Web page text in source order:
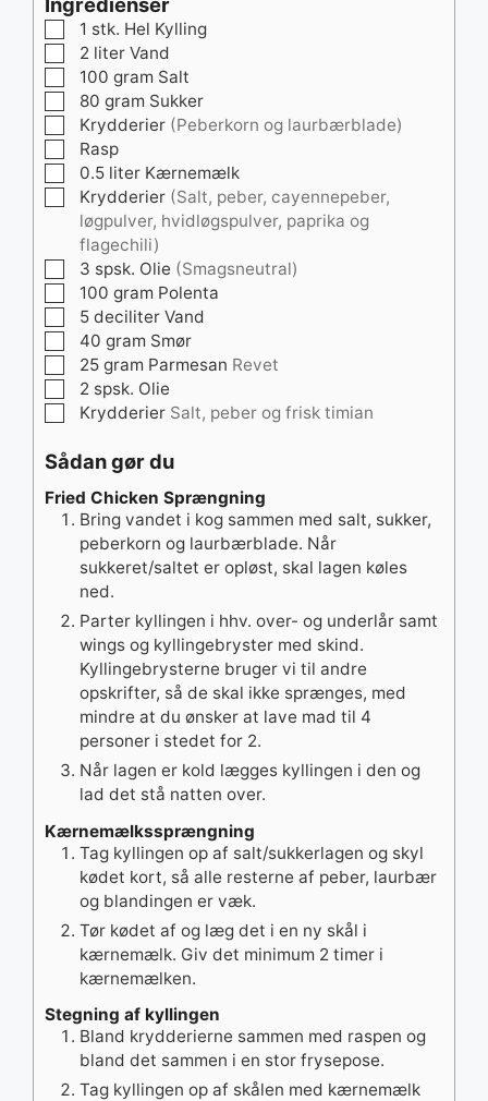
▢1 stk. Hel Kylling
▢
2 liter Vand
▢100 gram Salt
▢
80 gram Sukker
▢
Krydderier (Peberkorn og laurbærblade)
▢
Rasp
▢
0.5 liter Kærnemælk
▢
Krydderier (Salt, peber, cayennepeber,
løgpulver, hvidløgspulver, paprika og
flagechili)
▢
3 spsk. Olie (Smagsneutral)
▢100 gram Polenta
▢
5 deciliter Vand
▢
40 gram Smør
▢
25 gram Parmesan Revet
▢
2 spsk. Olie
▢
Krydderier Salt, peber og frisk timian
Sådan gør du
Fried Chicken Sprængning
Bring vandet i kog sammen med salt, sukker,
peberkorn og laurbærblade. Når
sukkeret/saltet er opløst, skal lagen køles
ned.
Parter kyllingen i hhv. over- og underlår samt
wings og kyllingebryster med skind.
Kyllingebrysterne bruger vi til andre
opskrifter, så de skal ikke sprænges, med
mindre at du ønsker at lave mad til 4
personer i stedet for 2.
Når lagen er kold lægges kyllingen i den og
lad det stå natten over.
Kærnemælkssprængning
Tag kyllingen op af salt/sukkerlagen og skyl
kødet kort, så alle resterne af peber, laurbær
og blandingen er væk.
Tør kødet af og læg det i en ny skål i
kærnemælk. Giv det minimum 2 timer i
kærnemælken.
Stegning af kyllingen
Bland krydderierne sammen med raspen og
bland det sammen i en stor frysepose.
Tag kyllingen op af skålen med kærnemælk